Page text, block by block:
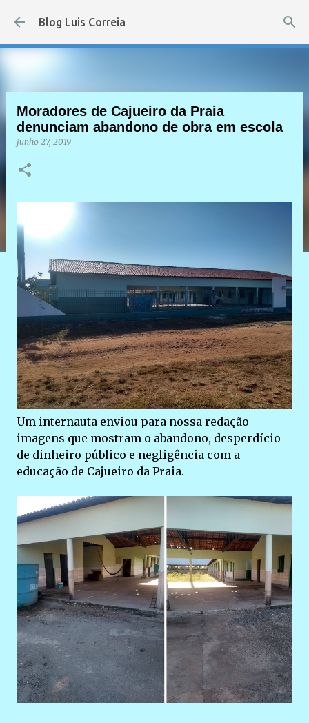
Pular para o conteúdo principal
Blog Luis Correia
Moradores de Cajueiro da Praia
denunciam abandono de obra em escola
junho 27, 2019
Um internauta enviou para nossa redação
imagens que mostram o abandono, desperdício
de dinheiro público e negligência com a
educação de Cajueiro da Praia.